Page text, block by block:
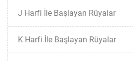
J Harfi İle Başlayan Rüyalar
K Harfi İle Başlayan Rüyalar